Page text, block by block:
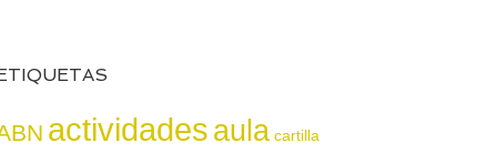
actividadesaula cartilla